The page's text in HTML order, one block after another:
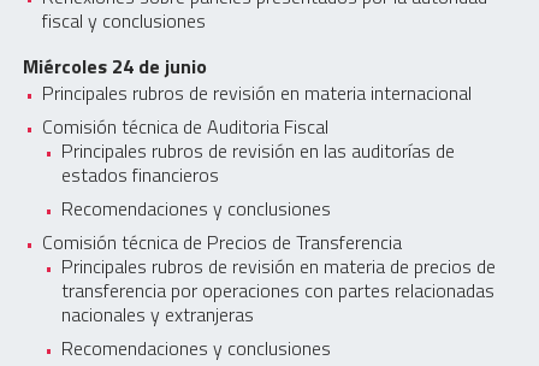
fiscal y conclusiones
Miércoles 24 de junio
Principales rubros de revisión en materia internacional
Comisión técnica de Auditoria Fiscal
Principales rubros de revisión en las auditorías de
estados financieros
Recomendaciones y conclusiones
Comisión técnica de Precios de Transferencia
Principales rubros de revisión en materia de precios de
transferencia por operaciones con partes relacionadas
nacionales y extranjeras
Recomendaciones y conclusiones